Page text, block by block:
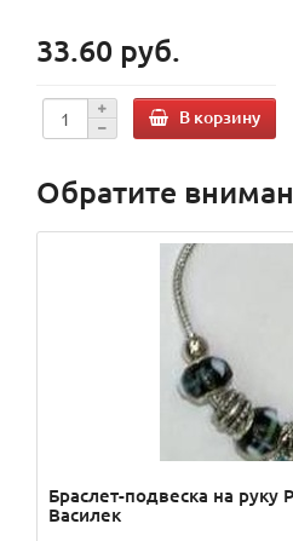
33.60 руб.
В корзину
Обратите
Браслет-подвеска на руку
Василек